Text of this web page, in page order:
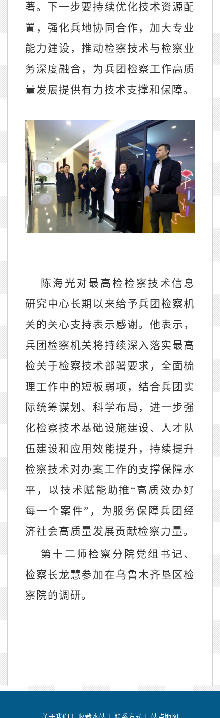
著。下一步要持续优化技术资源配
置，强化兵地协同合作，加大专业
能力建设，推动检察技术与检察业
务深度融合，为兵团检察工作高质
量发展提供有力技术支撑和保障。
陈海光对最高检检察技术信息
研究中心长期以来给予兵团检察机
关的关心支持表示感谢。他表示，
兵团检察机关将持续深入落实最高
检关于检察技术部署要求，全面梳
理工作中的短板弱项，结合兵团实
际统筹谋划、科学布局，进一步强
化检察技术基础设施建设、人才队
伍建设和应用效能提升，持续提升
检察技术对办案工作的支撑保障水
平，以技术赋能助推 “高质效办好
每一个案件”，为服务保障兵团经
济社会高质量发展贡献检察力量。
第十二师检察分院党组书记、
检察长龙慧参加在乌鲁木齐垦区检
察院的调研。